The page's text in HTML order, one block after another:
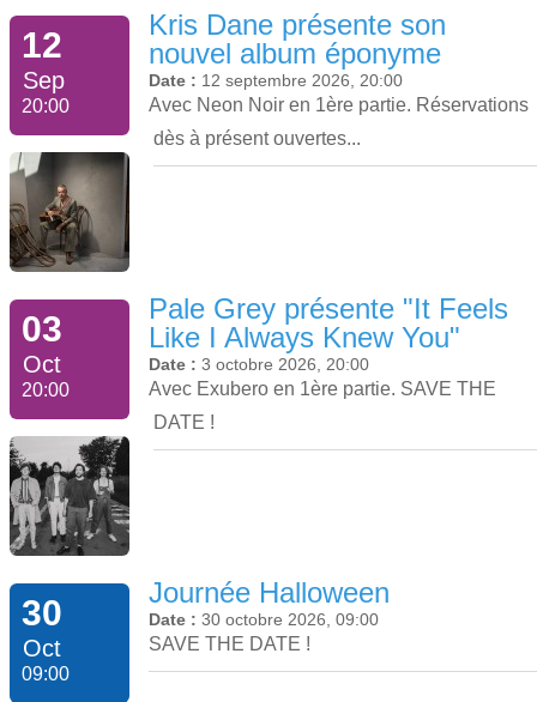
12
Sep
20:00
Kris Dane présente son
nouvel album éponyme
Date : 12 septembre 2026, 20:00
Avec Neon Noir en 1ère partie. Réservations
dès à présent ouvertes...
03
Oct
20:00
Pale Grey présente "It Feels
Like I Always Knew You"
Date : 3 octobre 2026, 20:00
Avec Exubero en 1ère partie. SAVE THE
DATE !
30
Oct
09:00
Journée Halloween
Date : 30 octobre 2026, 09:00
SAVE THE DATE !